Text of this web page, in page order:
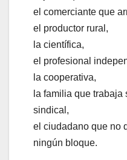
el comerciante que
el productor rural,
la científica,
el profesional
la cooperativa,
la familia que trabaja
sindical,
el ciudadano que no
ningún bloque.